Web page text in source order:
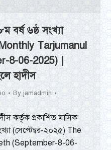
বর্ষ ৬ষ্ঠ সংখ্যা
Tarjumanul
8-06-2025) |
হাদীস
By jamadmin
কর্তৃক প্রকাশিত মাসিক
(সেপ্টেম্বর-২০২৫) The
(September-8-06-